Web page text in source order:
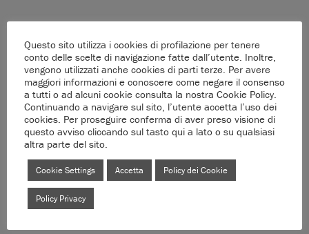
Questo sito utilizza i cookies di profilazione per tenere
conto delle scelte di navigazione fatte dall’utente. Inoltre,
vengono utilizzati anche cookies di parti terze. Per avere
maggiori informazioni e conoscere come negare il consenso
a tutti o ad alcuni cookie consulta la nostra Cookie Policy.
Continuando a navigare sul sito, l’utente accetta l’uso dei
cookies. Per proseguire conferma di aver preso visione di
questo avviso cliccando sul tasto qui a lato o su qualsiasi
altra parte del sito.
Cookie Settings Accetta Policy dei Cookie
Policy Privacy